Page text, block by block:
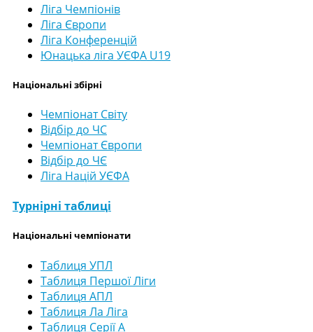
Ліга Чемпіонів
Ліга Європи
Ліга Конференцій
Юнацька ліга УЄФА U19
Національні збірні
Чемпіонат Світу
Відбір до ЧС
Чемпіонат Європи
Відбір до ЧЄ
Ліга Націй УЄФА
Турнірні таблиці
Національні чемпіонати
Таблиця УПЛ
Таблиця Першої Ліги
Таблиця АПЛ
Таблиця Ла Ліга
Таблиця Серії А